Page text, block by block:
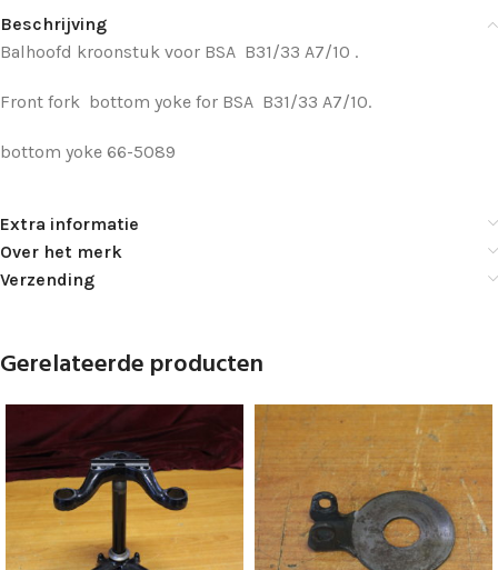
Beschrijving
Balhoofd kroonstuk voor BSA B31/33 A7/10 .
Front fork bottom yoke for BSA B31/33 A7/10.
bottom yoke 66-5089
Extra informatie
Over het merk
Verzending
Gerelateerde producten